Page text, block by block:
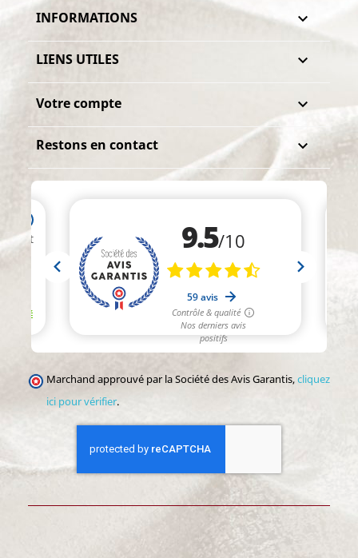
INFORMATIONS 
LIENS UTILES 
Votre compte 
Restons en contact 
Marchand approuvé par la Société des Avis Garantis,cliquez
ici pour vérifier.